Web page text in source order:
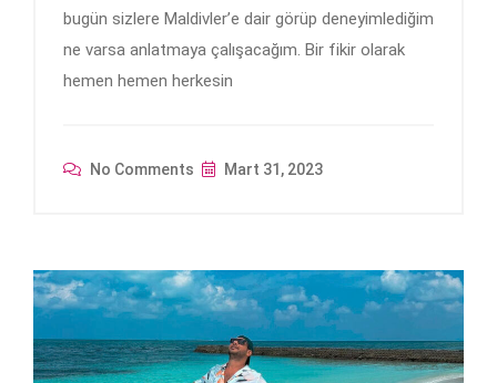
bugün sizlere Maldivler’e dair görüp deneyimlediğim
ne varsa anlatmaya çalışacağım. Bir fikir olarak
hemen hemen herkesin
No Comments Mart 31, 2023